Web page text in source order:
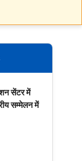
सेंटर में
सम्मेलन में